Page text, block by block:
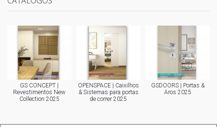
GS CONCEPT |
Revestimentos New
Collection 2025
OPENSPACE | Caixilhos
& Sistemas para portas
de correr 2025
GSDOORS | Portas &
Aros 2025